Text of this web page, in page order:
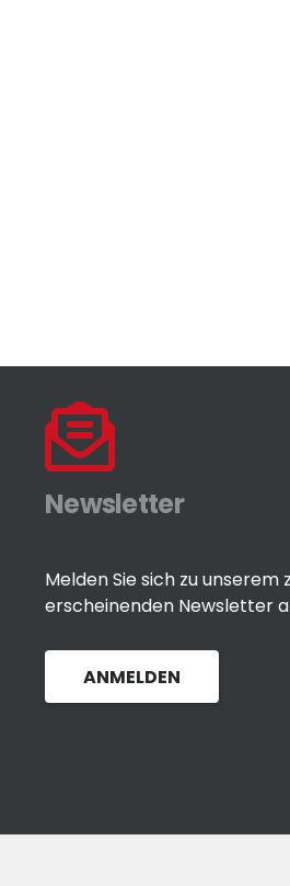
Newsletter
Melden Sie sich zu unserem
erscheinenden Newsletter
ANMELDEN